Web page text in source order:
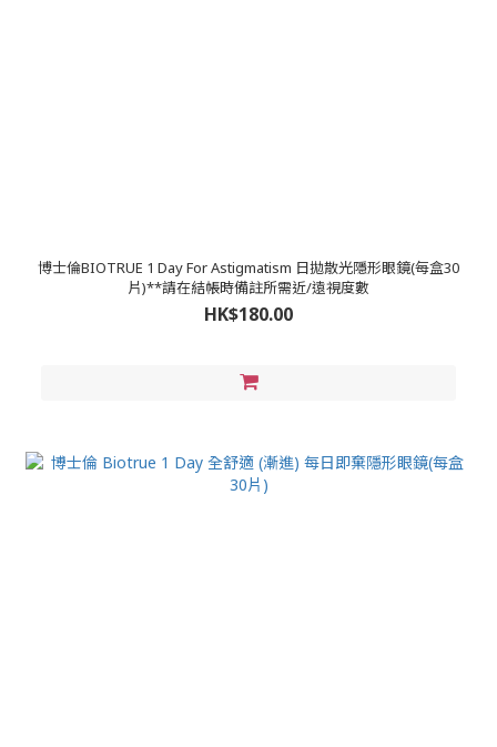
博士倫BIOTRUE 1 Day For Astigmatism 日拋散光隱形眼鏡(每盒30
片)**請在結帳時備註所需近/遠視度數
HK$180.00